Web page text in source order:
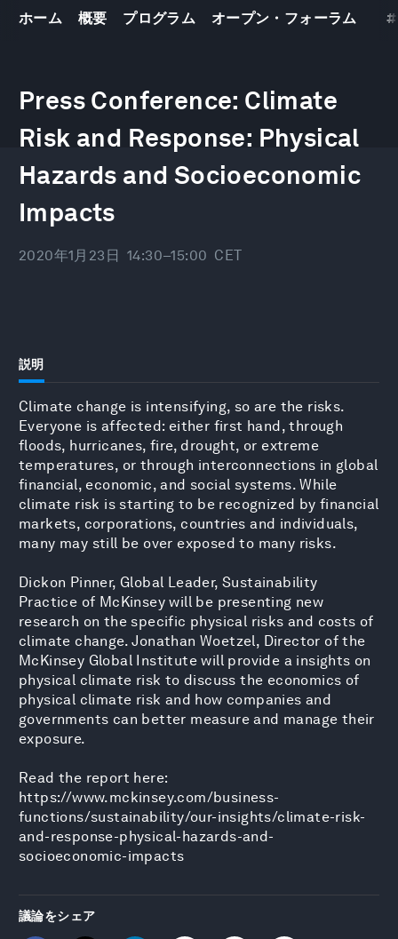
ホーム 概要 プログラム オープン・フォーラム #
Press Conference: Climate
Risk and Response: Physical
Hazards and Socioeconomic
Impacts
2020年1月23日 14:30–15:00 CET
説明
Climate change is intensifying, so are the risks.
Everyone is affected: either first hand, through
floods, hurricanes, fire, drought, or extreme
temperatures, or through interconnections in global
financial, economic, and social systems. While
climate risk is starting to be recognized by financial
markets, corporations, countries and individuals,
many may still be over exposed to many risks.
Dickon Pinner, Global Leader, Sustainability
Practice of McKinsey will be presenting new
research on the specific physical risks and costs of
climate change. Jonathan Woetzel, Director of the
McKinsey Global Institute will provide a insights on
physical climate risk to discuss the economics of
physical climate risk and how companies and
governments can better measure and manage their
exposure.
Read the report here:
https://www.mckinsey.com/business-
functions/sustainability/our-insights/climate-risk-
and-response-physical-hazards-and-
socioeconomic-impacts
議論をシェア